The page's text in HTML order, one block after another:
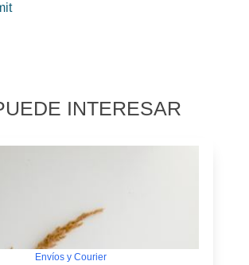
INTERESAR
Envíos y Courier